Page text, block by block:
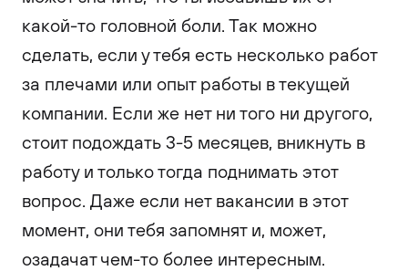
какой-то головной боли. Так можно
сделать, если у тебя есть несколько работ
за плечами или опыт работы в текущей
компании. Если же нет ни того ни другого,
стоит подождать 3-5 месяцев, вникнуть в
работу и только тогда поднимать этот
вопрос. Даже если нет вакансии в этот
момент, они тебя запомнят и, может,
озадачат чем-то более интересным.